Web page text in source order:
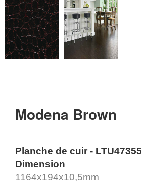
Modena Brown
Planche de cuir - LTU47355
Dimension
1164x194x10,5mm